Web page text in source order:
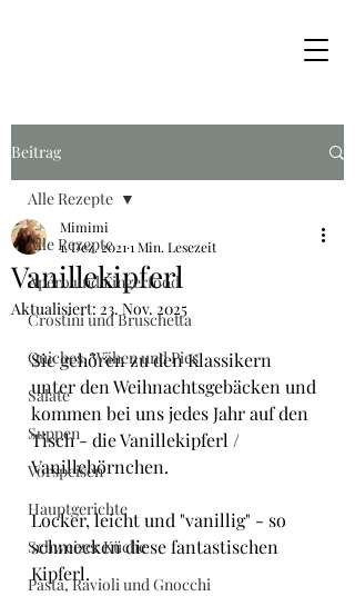
Beitrag
Alle Rezepte
Apéro und Fingerfood
Crostini und Bruschetta
Quiches, Wähen und Pies
Salate
Suppen
Vorspeisen
Hauptgerichte
Schweizer Küche
Pasta, Ravioli und Gnocchi
Alle Rezepte
Vanillekipferl
Mimimi
1. Dez. 2021 1 Min. Lesezeit
Aktualisiert: 23. Nov. 2025
Sie gehören zu den Klassikern
unter den Weihnachtsgebäcken und
kommen bei uns jedes Jahr auf den
Tisch - die Vanillekipferl /
Vanillehörnchen.
Locker, leicht und "vanillig" - so
schmecken diese fantastischen
Kipferl.